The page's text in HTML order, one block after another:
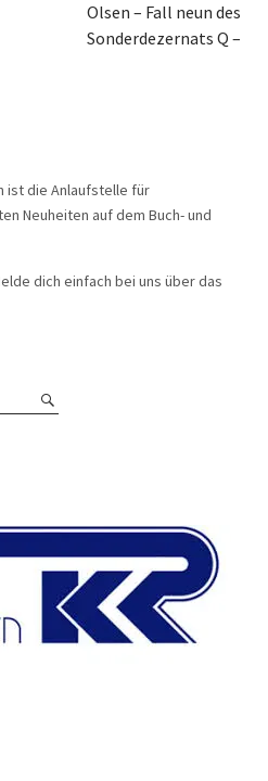
Olsen – Fall neun des
Sonderdezernats Q –
ist die Anlaufstelle für
Neuheiten auf dem Buch- und
dich einfach bei uns über das